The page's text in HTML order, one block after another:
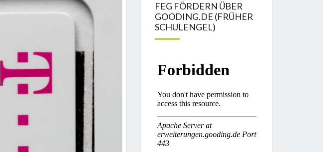
FEG FÖRDERN ÜBER
GOODING.DE (FRÜHER
SCHULENGEL)